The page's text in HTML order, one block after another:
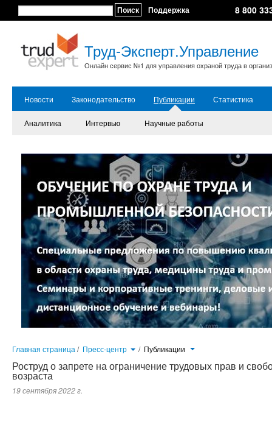
Поиск Поддержка 8 800
Труд-Эксперт.Управление
Онлайн сервис №1 для управления охраной труда в
Новости Законодательство Публикации Статистика
Аналитика Интервью Научные работы
Главная страница / Пресс-центр / Публикации
Роструд о запрете на ограничение трудовых прав и
возраста
19 сентября 2022 г.